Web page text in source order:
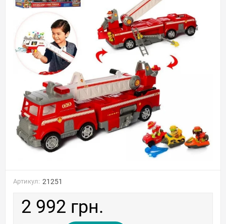
Артикул: 21251
2 992 грн.